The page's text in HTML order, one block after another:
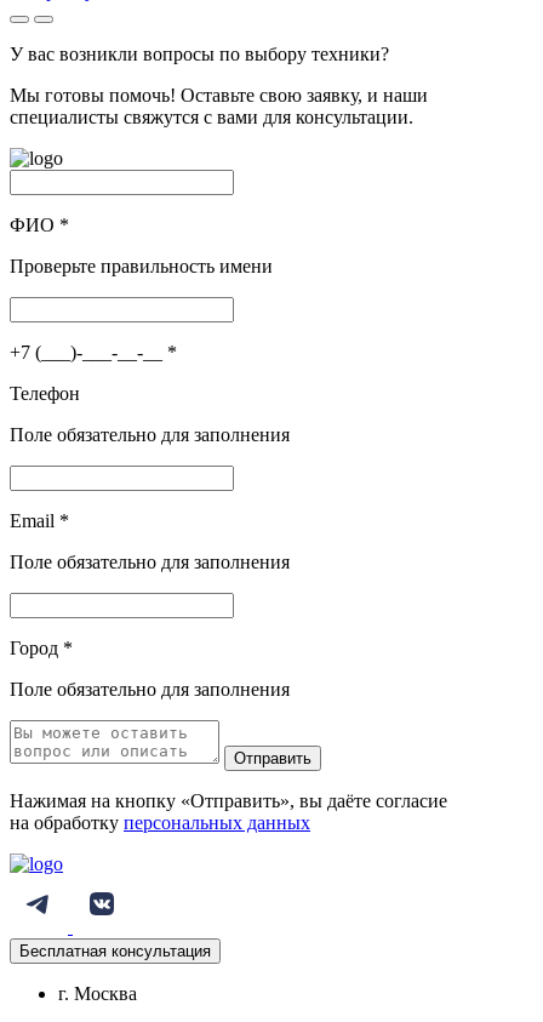
У вас возникли вопросы по выбору техники?
Мы готовы помочь! Оставьте свою заявку, и наши
специалисты свяжутся с вами для консультации.
ФИО *
Проверьте правильность имени
+7 (___)-___-__-__ *
Телефон
Поле обязательно для заполнения
Email *
Поле обязательно для заполнения
Город *
Поле обязательно для заполнения
Отправить
Нажимая на кнопку «Отправить», вы даёте согласие
на обработку персональных данных
Бесплатная консультация
г. Москва